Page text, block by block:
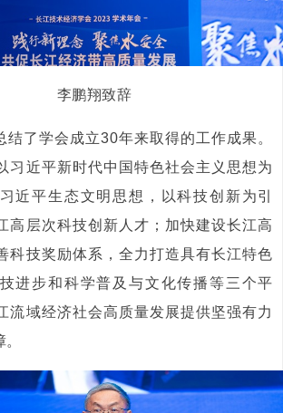
李鹏翔致辞
结了学会成立30年来取得的工作成果。
习近平新时代中国特色社会主义思想为
近平生态文明思想，以科技创新为引
高层次科技创新人才；加快建设长江高
科技奖励体系，全力打造具有长江特色
进步和科学普及与文化传播等三个平
流域经济社会高质量发展提供坚强有力